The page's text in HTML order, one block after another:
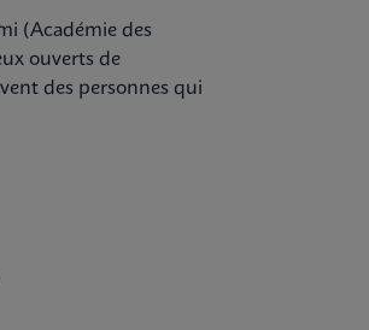
(Académie des
ouverts de
des personnes qui